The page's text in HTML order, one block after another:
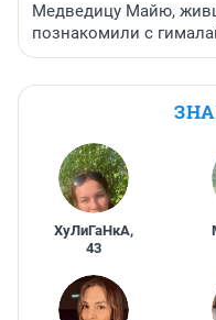
Медведицу Майю,
познакомили с
ХуЛиГаНкА,
43